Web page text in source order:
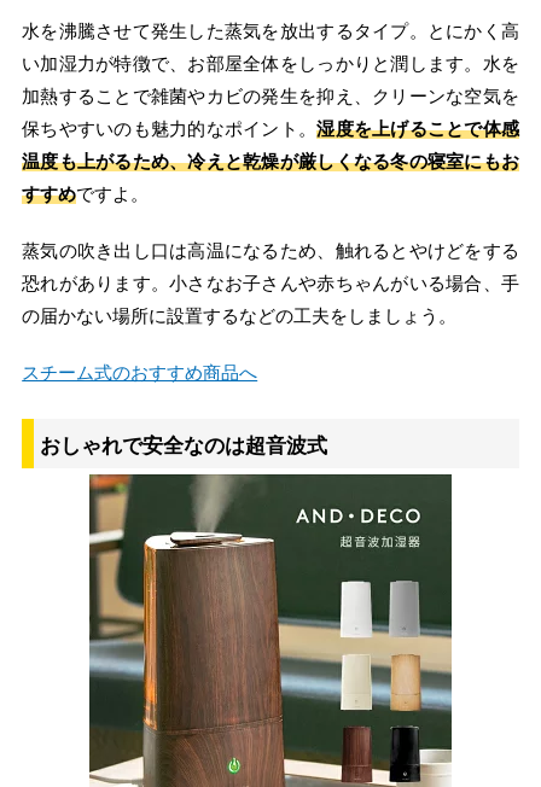
水を沸騰させて発生した蒸気を放出するタイプ。とにかく高
い加湿力が特徴で、お部屋全体をしっかりと潤します。水を
加熱することで雑菌やカビの発生を抑え、クリーンな空気を
保ちやすいのも魅力的なポイント。湿度を上げることで体感
温度も上がるため、冷えと乾燥が厳しくなる冬の寝室にもお
すすめですよ。
蒸気の吹き出し口は高温になるため、触れるとやけどをする
恐れがあります。小さなお子さんや赤ちゃんがいる場合、手
の届かない場所に設置するなどの工夫をしましょう。
スチーム式のおすすめ商品へ
おしゃれで安全なのは超音波式